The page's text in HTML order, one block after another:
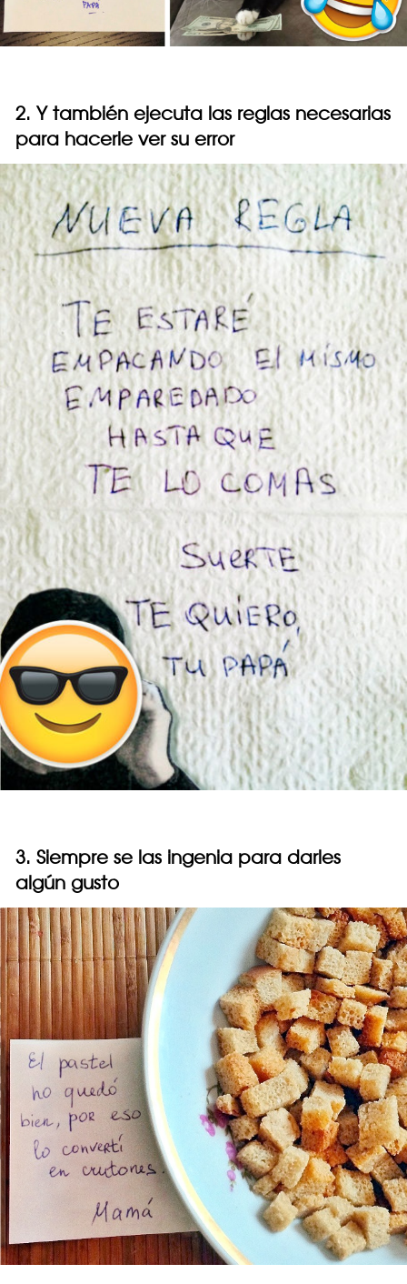
2. Y también ejecuta las reglas necesarias
para hacerle ver su error
3. Siempre se las ingenia para darles
algún gusto